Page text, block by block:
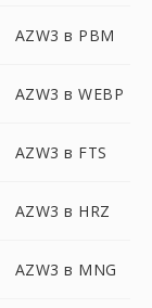
AZW3 в PBM
AZW3 в WEBP
AZW3 в FTS
AZW3 в HRZ
AZW3 в MNG